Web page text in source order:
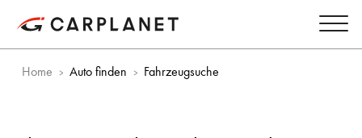
Home Auto finden Fahrzeugsuche